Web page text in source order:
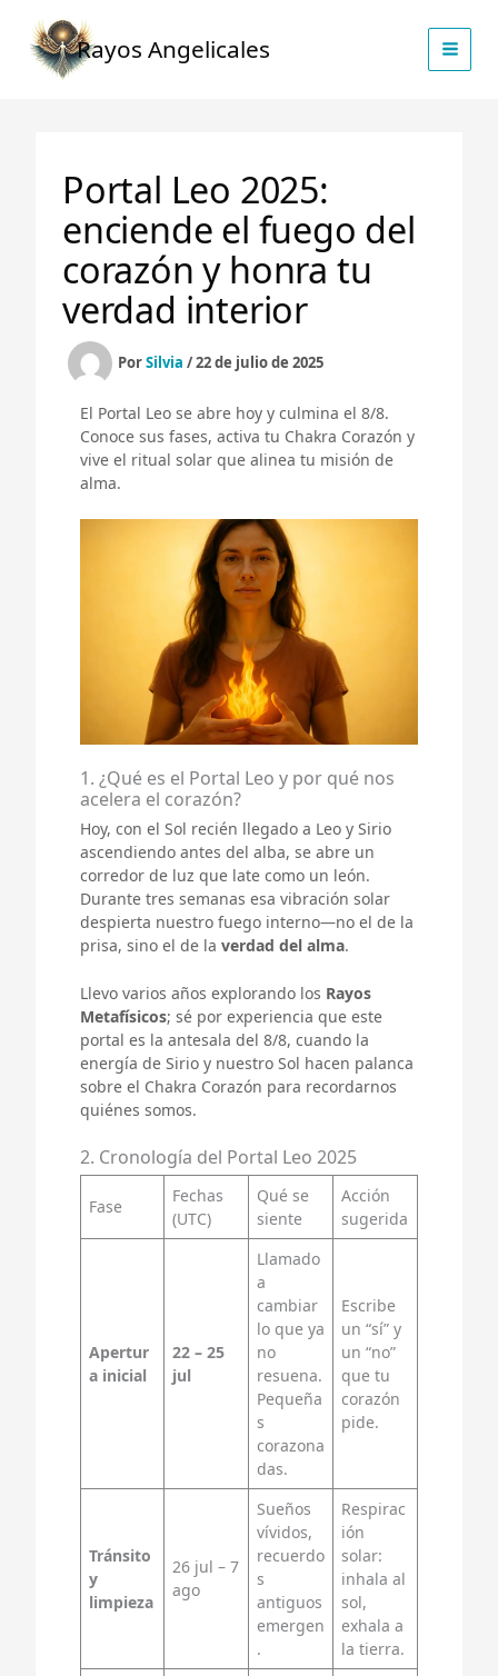
contenidoRayos Angelicales
Portal Leo 2025:
enciende el fuego del
corazón y honra tu
verdad interior
PorSilvia /22 de julio de 2025
El Portal Leo se abre hoy y culmina el 8/8.
Conoce sus fases, activa tu Chakra Corazón y
vive el ritual solar que alinea tu misión de
alma.
1. ¿Qué es el Portal Leo y por qué nos
acelera el corazón?
Hoy, con el Sol recién llegado a Leo y Sirio
ascendiendo antes del alba, se abre un
corredor de luz que late como un león.
Durante tres semanas esa vibración solar
despierta nuestro fuego interno—no el de la
prisa, sino el de la verdad del alma.
Llevo varios años explorando los Rayos
Metafísicos; sé por experiencia que este
portal es la antesala del 8/8, cuando la
energía de Sirio y nuestro Sol hacen palanca
sobre el Chakra Corazón para recordarnos
quiénes somos.
2. Cronología del Portal Leo 2025
Fase
Fechas
(UTC)
Qué se
siente
Acción
sugerida
Apertur
a inicial
22 – 25
jul
Llamado
a
cambiar
lo que ya
no
resuena.
Pequeña
s
corazona
das.
Escribe
un “sí” y
un “no”
que tu
corazón
pide.
Tránsito
y
limpieza
26 jul – 7
ago
Sueños
vívidos,
recuerdo
s
antiguos
emergen
.
Respirac
ión
solar:
inhala al
sol,
exhala a
la tierra.